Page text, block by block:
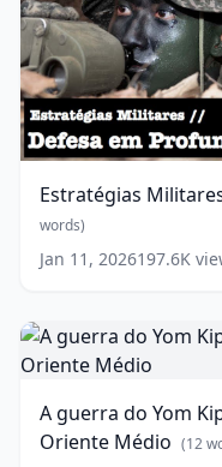
Estratégias
Militares:
Defesa
Profundidade
(5
words)
Estratégias
words)
Jan 11, 2026197.6K
A
guerra
do
Kippur,
a
A guerra do Yom
Oriente Médio (12